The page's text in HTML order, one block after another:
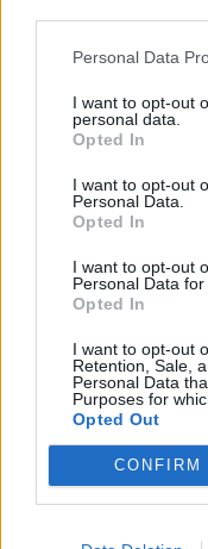
Personal Data
I want to opt-out
personal data.
Opted In
I want to opt-out
Personal Data.
Opted In
I want to opt-out
Personal Data for
Opted In
I want to opt-out
Retention, Sale,
Personal Data
Purposes for
Opted Out
CONFIRM
"A húgomnak
gyerekeket
számít"
Wunderlich József
a március 16-i
Közoktatás